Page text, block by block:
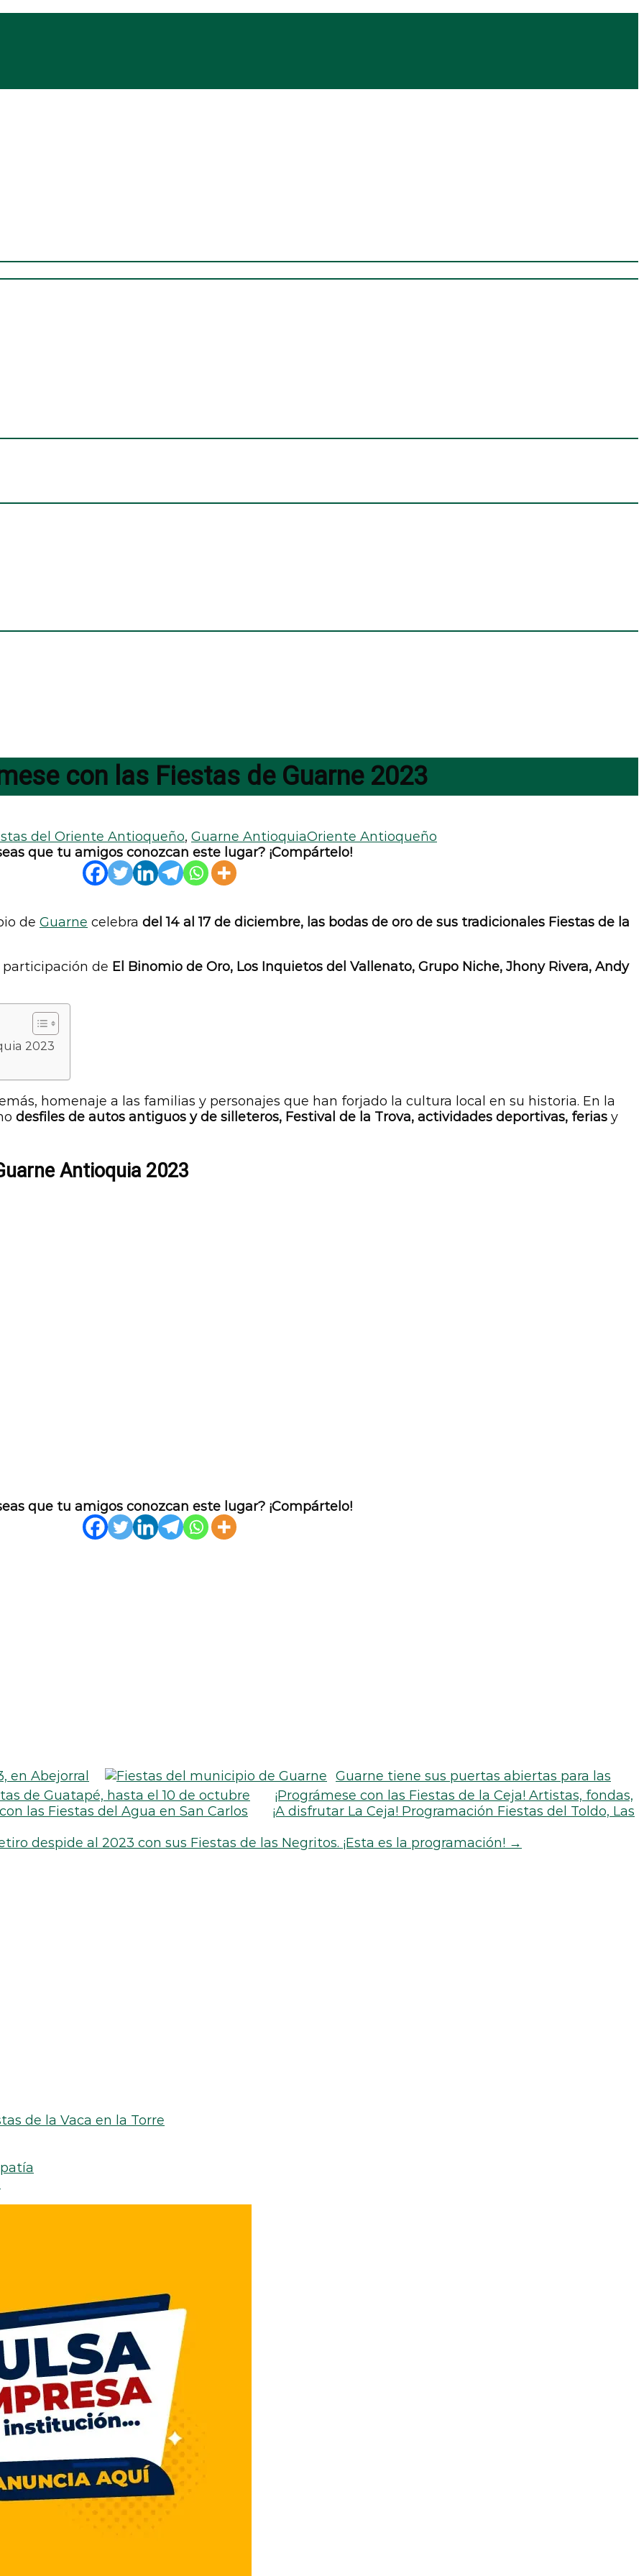
con las Fiestas de Guarne 2023
del Oriente Antioqueño, Guarne AntioquiaOriente Antioqueño
que tu amigos conozcan este lugar? ¡Compártelo!
de Guarne celebra del 14 al 17 de diciembre, las bodas de oro de sus tradicionales Fiestas de la
participación de El Binomio de Oro, Los Inquietos del Vallenato, Grupo Niche, Jhony Rivera, Andy
2023
homenaje a las familias y personajes que han forjado la cultura local en su historia. En la
desfiles de autos antiguos y de silleteros, Festival de la Trova, actividades deportivas, ferias y
Antioquia 2023
que tu amigos conozcan este lugar? ¡Compártelo!
en Abejorral
Guarne tiene sus puertas abiertas para las
de Guatapé, hasta el 10 de octubre
¡Prográmese con las Fiestas de la Ceja! Artistas, fondas,
las Fiestas del Agua en San Carlos
¡A disfrutar La Ceja! Programación Fiestas del Toldo, Las
despide al 2023 con sus Fiestas de las Negritos. ¡Esta es la programación! →
de la Vaca en la Torre